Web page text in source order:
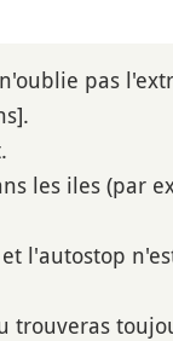
pas
les iles (par
l'autostop
trouveras